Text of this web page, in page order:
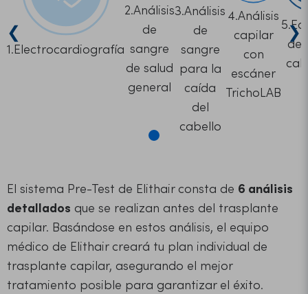
1.Electrocardiografía
2.Análisis
de
sangre
de salud
general
3.Análisis
de
sangre
para la
caída
del
cabello
4.Análisis
capilar
con
escáner
TrichoLAB
del
❮ ❯
El sistema Pre-Test de Elithair consta de 6 análisis
detallados que se realizan antes del trasplante
capilar. Basándose en estos análisis, el equipo
médico de Elithair creará tu plan individual de
trasplante capilar, asegurando el mejor
tratamiento posible para garantizar el éxito.